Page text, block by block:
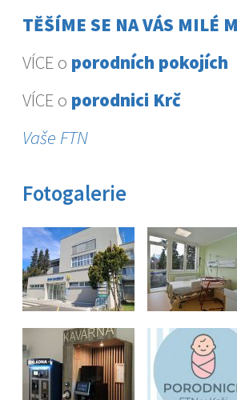
TĚŠÍME SE NA VÁS MILÉ
VÍCE o porodních pokojích
VÍCE o porodnici Krč
Vaše FTN
Fotogalerie